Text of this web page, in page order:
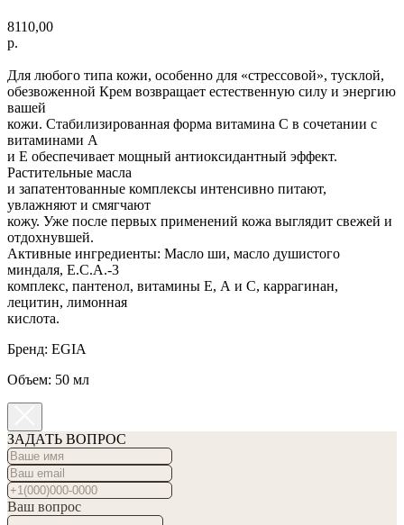
8110,00
р.
Для любого типа кожи, особенно для «стрессовой», тусклой,
обезвоженной Крем возвращает естественную силу и энергию
вашей
кожи. Стабилизированная форма витамина С в сочетании с
витаминами А
и Е обеспечивает мощный антиоксидантный эффект.
Растительные масла
и запатентованные комплексы интенсивно питают,
увлажняют и смягчают
кожу. Уже после первых применений кожа выглядит свежей и
отдохнувшей.
Активные ингредиенты: Масло ши, масло душистого
миндаля, Е.С.А.-3
комплекс, пантенол, витамины Е, А и С, каррагинан,
лецитин, лимонная
кислота.
Бренд: EGIA
Объем: 50 мл
ЗАДАТЬ ВОПРОС
Ваш вопрос